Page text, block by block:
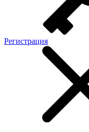
Регистрация